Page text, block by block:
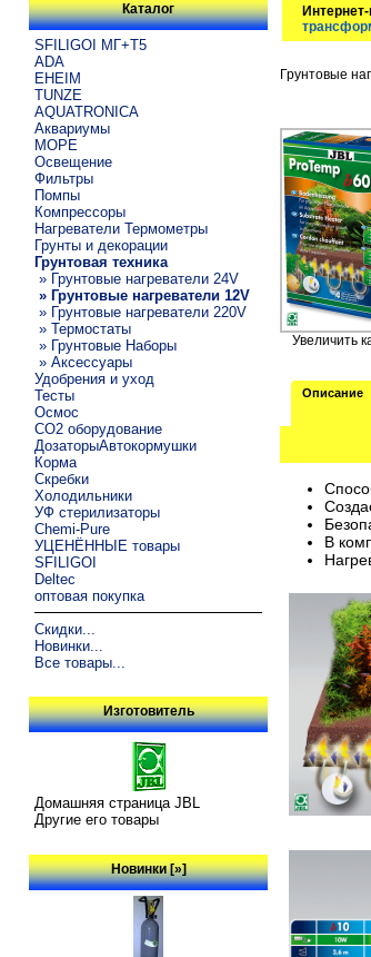
Каталог
SFILIGOI МГ+Т5
ADA
EHEIM
TUNZE
AQUATRONICA
Аквариумы
МОРЕ
Освещение
Фильтры
Помпы
Компрессоры
Нагреватели Термометры
Грунты и декорации
Грунтовая техника
» Грунтовые нагреватели 24V
» Грунтовые нагреватели 12V
» Грунтовые нагреватели 220V
» Термостаты
» Грунтовые Наборы
» Аксессуары
Удобрения и уход
Тесты
Осмос
CO2 оборудование
ДозаторыАвтокормушки
Корма
Скребки
Холодильники
УФ стерилизаторы
Chemi-Pure
УЦЕНЁННЫЕ товары
SFILIGOI
Deltec
оптовая покупка
Скидки...
Новинки...
Все товары...
Изготовитель
Домашняя страница JBL
Другие его товары
Новинки [»]
Грунтовые
Увеличить
Описание
В